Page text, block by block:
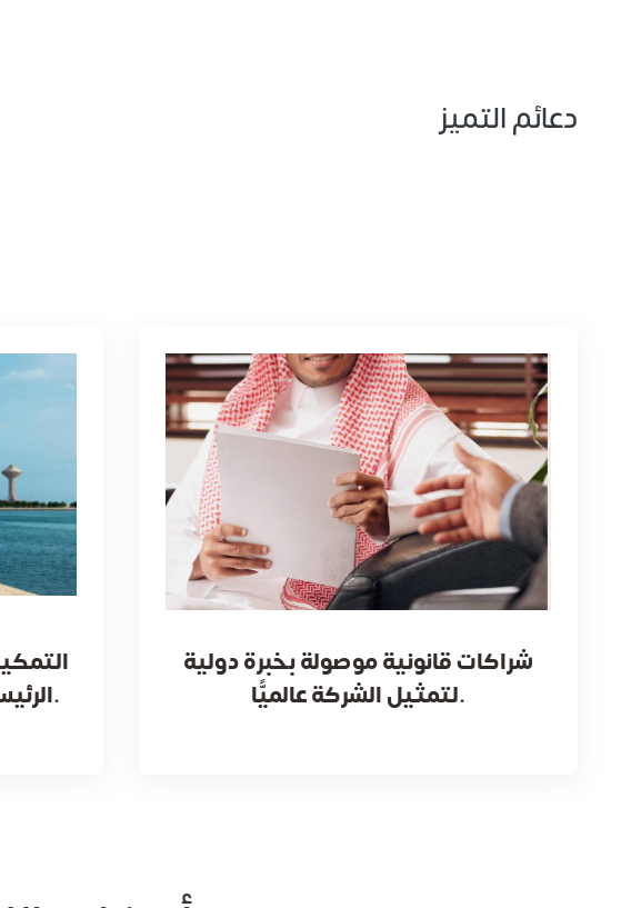
دعائم التميز
شراكات قانونية موصولة بخبرة دولية
لتمثيل الشركة عالميًّا.
الرئيسة: الرياض- محايل عسير- الخبر.
عبد الله يونس